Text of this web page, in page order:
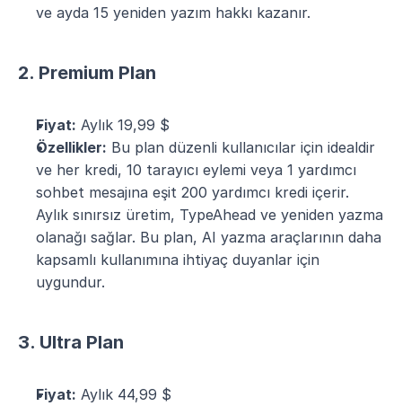
ve ayda 15 yeniden yazım hakkı kazanır​​.
2. Premium Plan
Fiyat: Aylık 19,99 $
Özellikler: Bu plan düzenli kullanıcılar için idealdir
ve her kredi, 10 tarayıcı eylemi veya 1 yardımcı
sohbet mesajına eşit 200 yardımcı kredi içerir.
Aylık sınırsız üretim, TypeAhead ve yeniden yazma
olanağı sağlar. Bu plan, AI yazma araçlarının daha
kapsamlı kullanımına ihtiyaç duyanlar için
uygundur​​​​.
3. Ultra Plan
Fiyat: Aylık 44,99 $